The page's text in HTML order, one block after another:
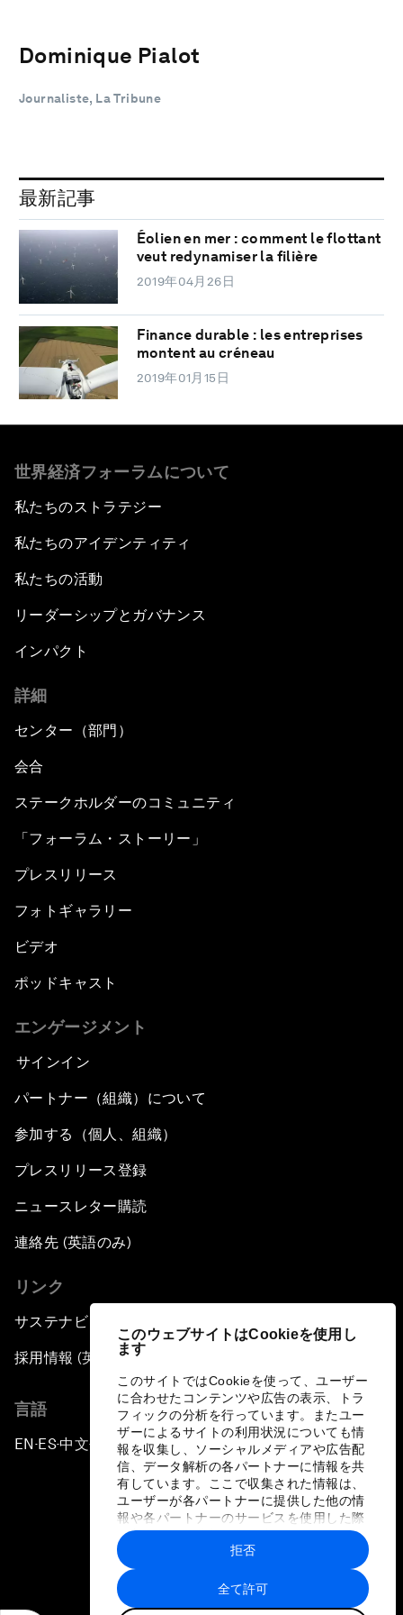
このウェブサイトはCookieを使用し
ます
このサイトではCookieを使って、ユーザー
に合わせたコンテンツや広告の表示、トラ
フィックの分析を行っています。またユー
ザーによるサイトの利用状況についても情
報を収集し、ソーシャルメディアや広告配
信、データ解析の各パートナーに情報を共
有しています。ここで収集された情報は、
ユーザーが各パートナーに提供した他の情
報や各パートナーのサービスを使用した際
に収集された情報と組み合わされ、各パー
トナーによって使用されることがありま
す。
全て許可
拒否
Dominique Pialot
Journaliste, La Tribune
最新記事
Éolien en mer : comment le flottant
veut redynamiser la filière
2019年04月26日
Finance durable : les entreprises
montent au créneau
2019年01月15日
世界経済フォーラムについて
私たちのストラテジー
私たちのアイデンティティ
私たちの活動
リーダーシップとガバナンス
インパクト
詳細
センター（部門）
会合
ステークホルダーのコミュニティ
「フォーラム・ストーリー」
プレスリリース
フォトギャラリー
ビデオ
ポッドキャスト
エンゲージメント
サインイン
パートナー（組織）について
参加する（個人、組織）
プレスリリース登録
ニュースレター購読
連絡先 (英語のみ)
リンク
サステナビリティへの取り組み
採用情報 (英語のみ)
言語
EN ▪ES▪中文▪ 日本語
プライバシーポリシーと利用規約
サイトマップ